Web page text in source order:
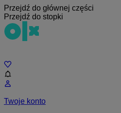
Przejdź do głównej części
Przejdź do stopki
Twoje konto